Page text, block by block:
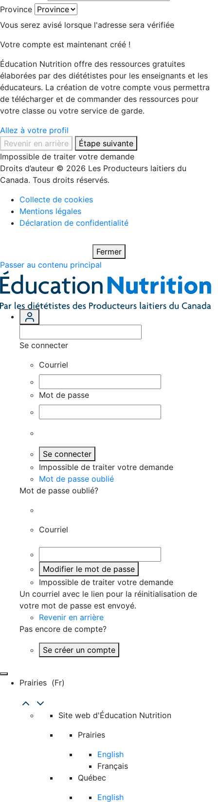
Province
Vous serez avisé lorsque l'adresse sera vérifiée
Votre compte est maintenant créé !
Éducation Nutrition offre des ressources gratuites
élaborées par des diététistes pour les enseignants et les
éducateurs. La création de votre compte vous permettra
de télécharger et de commander des ressources pour
votre classe ou votre service de garde.
Allez à votre profil
Revenir en arrière
Étape suivante
Impossible de traiter votre demande
Droits d’auteur © 2026 Les Producteurs laitiers du
Canada. Tous droits réservés.
Collecte de cookies
Mentions légales
Déclaration de confidentialité
Fermer
Passer au contenu principal
Se connecter
Courriel
Mot de passe
Se connecter
Impossible de traiter votre demande
Mot de passe oublié
Mot de passe oublié?
Courriel
Modifier le mot de passe
Impossible de traiter votre demande
Un courriel avec le lien pour la réinitialisation de
votre mot de passe est envoyé.
Revenir en arrière
Pas encore de compte?
Se créer un compte
Prairies (fr)
Site web d'Éducation Nutrition
Prairies
English
Français
Québec
English